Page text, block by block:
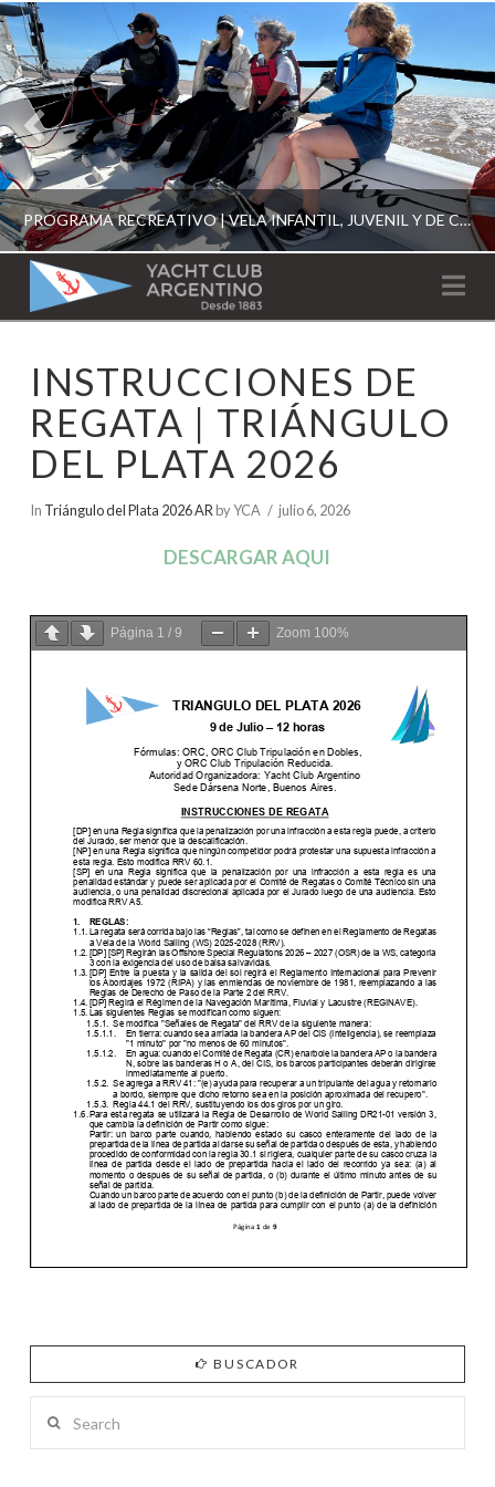
PROGRAMA RECREATIVO | VELA INFANTIL, JUVENIL Y DE CRUCERO 2026
ESCUELA RECREATIVA 2026
YACHT
CLUB
ARGENTINO
INSTRUCCIONES DE
REGATA | TRIÁNGULO
DEL PLATA 2026
In Triángulo del Plata 2026 AR by YCA julio 6, 2026
DESCARGAR AQUI
Página 1 / 9 Zoom 100%
BUSCADOR